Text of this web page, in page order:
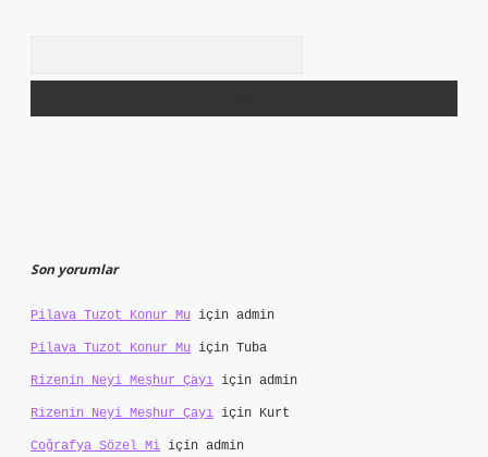
Son yorumlar
Pilava Tuzot Konur Mu için admin
Pilava Tuzot Konur Mu için Tuba
Rizenin Neyi Meşhur Çayı için admin
Rizenin Neyi Meşhur Çayı için Kurt
Coğrafya Sözel Mi için admin